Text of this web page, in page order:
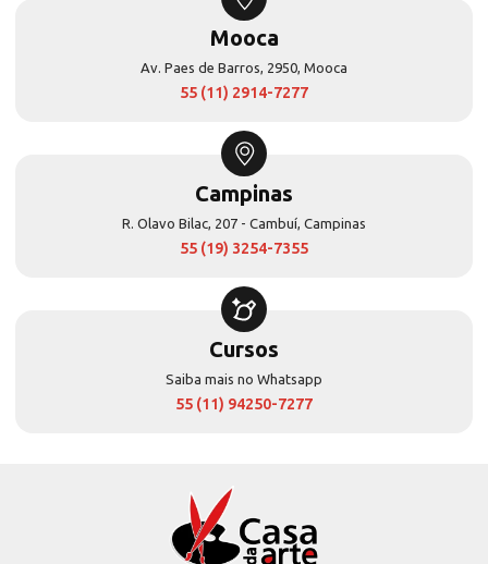
Mooca
Av. Paes de Barros, 2950, Mooca
55 (11) 2914-7277
Campinas
R. Olavo Bilac, 207 - Cambuí, Campinas
55 (19) 3254-7355
Cursos
Saiba mais no Whatsapp
55 (11) 94250-7277